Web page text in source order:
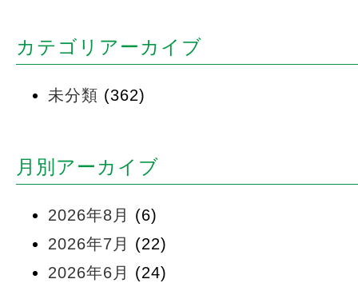
カテゴリアーカイブ
未分類 (362)
月別アーカイブ
2026年8月
(6)
2026年7月
(22)
2026年6月
(24)